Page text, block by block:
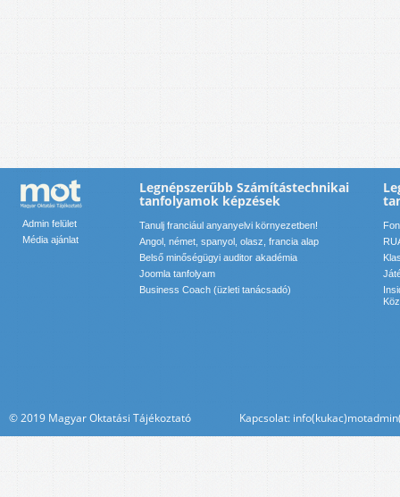
Admin felület
Média ajánlat
Legnépszerűbb Számítástechnikai
tanfolyamok képzések
Tanulj franciául anyanyelvi környezetben!
Angol, német, spanyol, olasz, francia alap
Belső minőségügyi auditor akadémia
Joomla tanfolyam
Business Coach (üzleti tanácsadó)
© 2019 Magyar Oktatási Tájékoztató Kapcsolat: